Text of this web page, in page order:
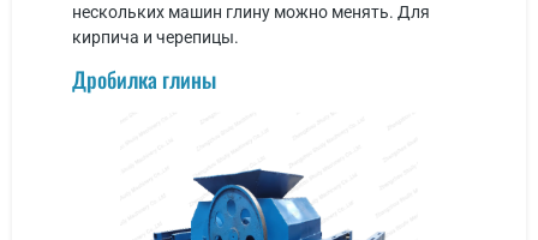
нескольких машин глину можно менять. Для
кирпича и черепицы.
Дробилка глины